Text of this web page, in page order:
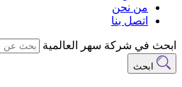
من نحن
اتصل بنا
ابحث في شركة سهر العالمية
ابحث